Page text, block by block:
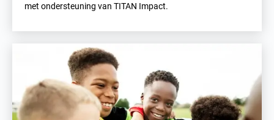
met ondersteuning van TITAN Impact.